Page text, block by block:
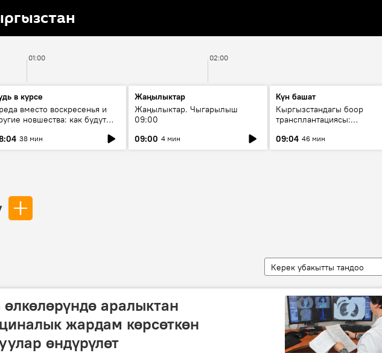
01:00 02:00
в курсе
вместо воскресенья и
новшества: как будут
38 мин
Жаңылыктар
Жаңылыктар. Чыгарылыш
09:00
09:00 4 мин
Күн башат
Кыргызстандагы боор
трансплантациясы:
келечеги
09:04 46 мин
Керек убакытты тандоо
аралыктан
жардам көрсөткөн
өндүрүлөт